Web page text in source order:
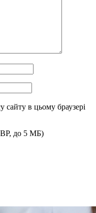
сайту в цьому браузері
до 5 МБ)